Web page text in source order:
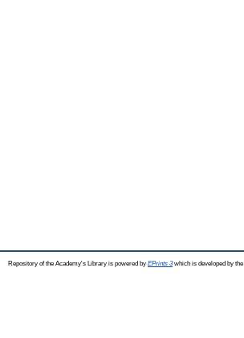
Repository of the Academy's Library is powered by EPrints 3which is developed by the